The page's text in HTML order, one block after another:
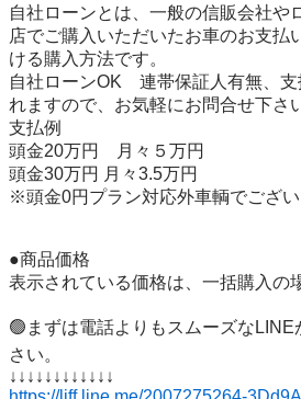
自社ローンとは、一般の信販会社や
店でご購入いただいたお車のお支払
ける購入方法です。
自社ローンOK　連帯保証人有無、
れますので、お気軽にお問合せ下さ
支払例
頭金20万円　月々５万円
頭金30万円 月々3.5万円
※頭金0円プラン対応外車輌でござ
●商品価格
表示されている価格は、一括購入の
🟢まずは電話よりもスムーズな
さい。